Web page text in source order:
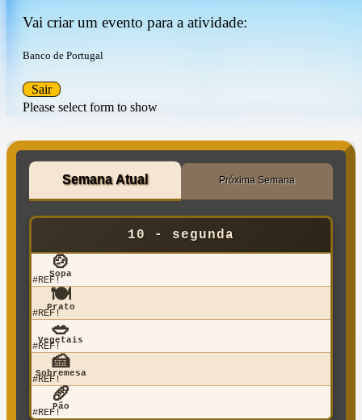
Vai criar um evento para a atividade:
Banco de Portugal
Please select form to show
Sair
Semana Atual Próxima Semana
10 - segunda
🍲
Sopa
#REF!
🍽️
Prato
#REF!
🥗
Vegetais
#REF!
🍰
Sobremesa
#REF!
🥖
Pão
#REF!